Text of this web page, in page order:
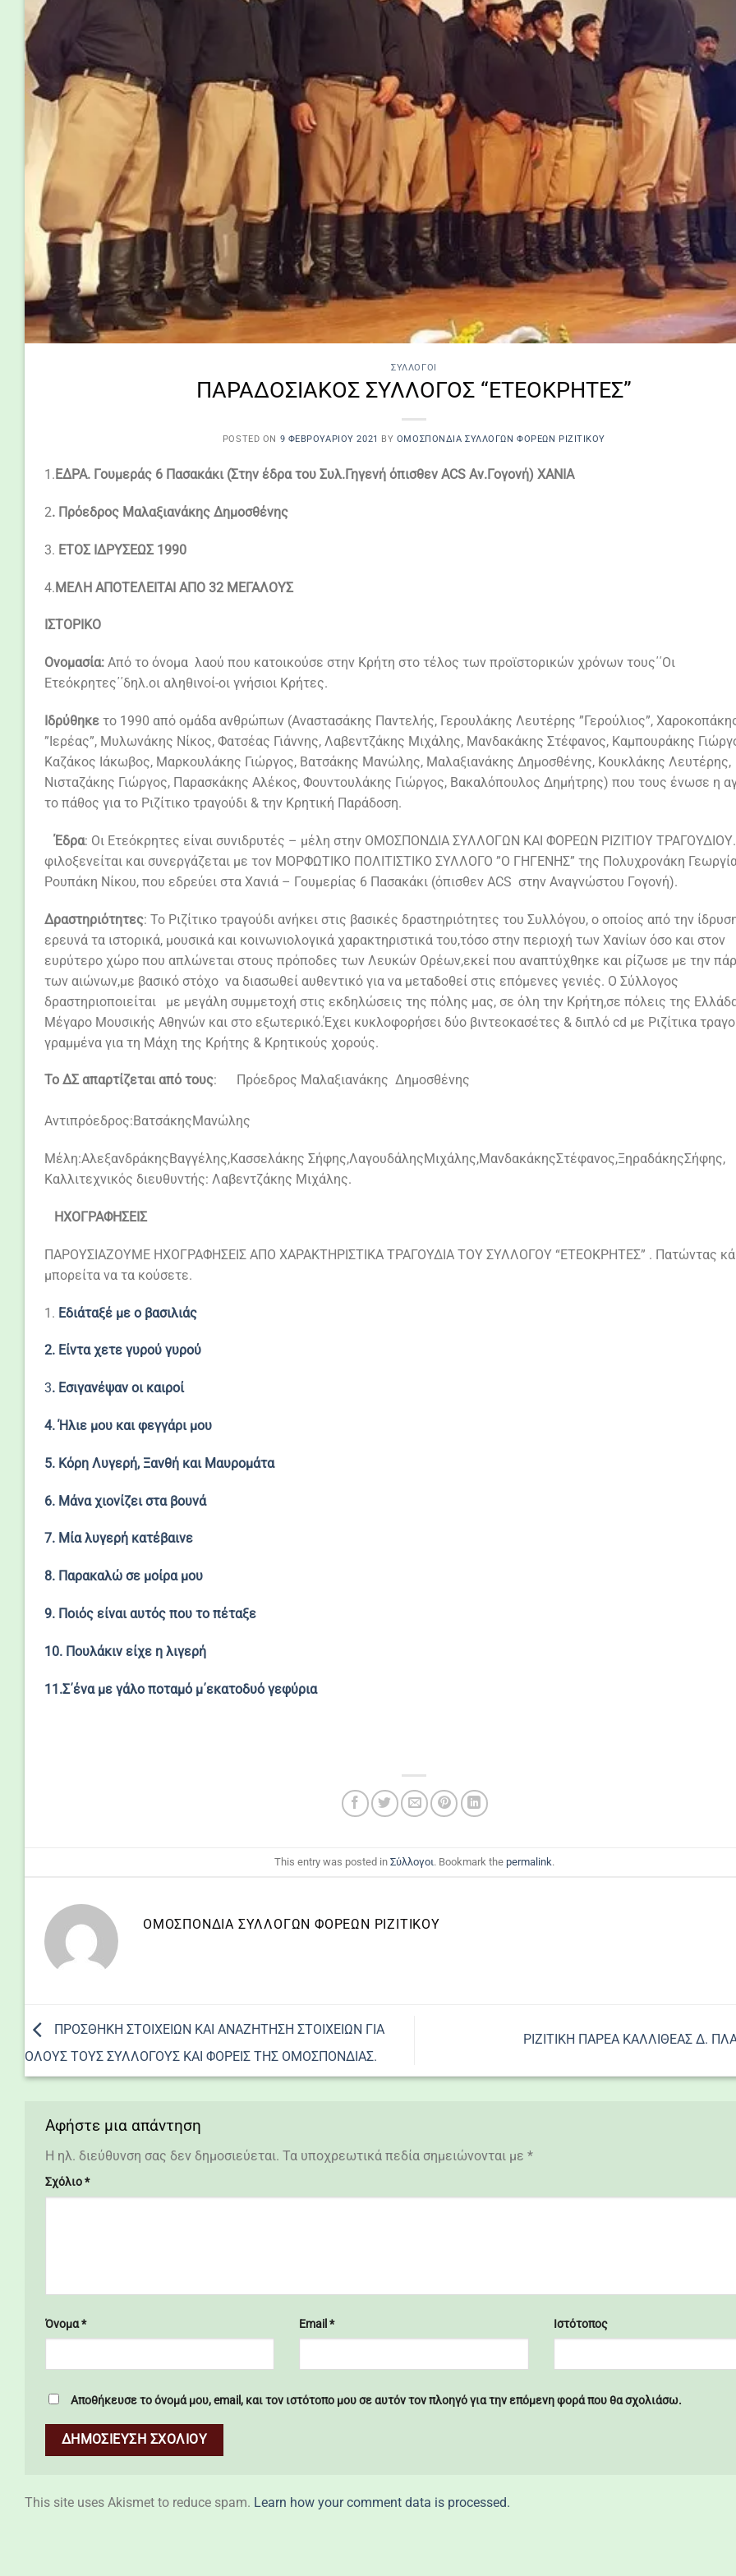
ΣΎΛΛΟΓΟΙ
ΠΑΡΑΔΟΣΙΑΚΟΣ ΣΥΛΛΟΓΟΣ “ΕΤΕΟΚΡΗΤΕΣ”
POSTED ON 9 ΦΕΒΡΟΥΑΡΊΟΥ 2021 BY ΟΜΟΣΠΟΝΔΙΑ ΣΥΛΛΌΓΩΝ ΦΟΡΈΩΝ ΡΙΖΙΤΙΚΟΥ
1. ΕΔΡΑ. Γουμεράς 6 Πασακάκι (Στην έδρα του Συλ.Γηγενή όπισθεν ACS Αν.Γογονή) XANIA
2. Πρόεδρος Μαλαξιανάκης Δημοσθένης
3. ΕΤΟΣ ΙΔΡΥΣΕΩΣ 1990
4. ΜΕΛΗ ΑΠΟΤΕΛΕΙΤΑΙ ΑΠΟ 32 ΜΕΓΑΛΟΥΣ
ΙΣΤΟΡΙΚΟ
Ονομασία: Από το όνομα λαού που κατοικούσε στην Κρήτη στο τέλος των προϊστορικών χρόνων τους΄΄Οι
Ετεόκρητες΄΄δηλ.οι αληθινοί-οι γνήσιοι Κρήτες.
Ιδρύθηκε το 1990 από ομάδα ανθρώπων (Αναστασάκης Παντελής, Γερουλάκης Λευτέρης ”Γερούλιος”,
”Ιερέας”, Μυλωνάκης Νίκος, Φατσέας Γιάννης, Λαβεντζάκης Μιχάλης, Μανδακάκης Στέφανος, Καμπουράκης
Καζάκος Ιάκωβος, Μαρκουλάκης Γιώργος, Βατσάκης Μανώλης, Μαλαξιανάκης Δημοσθένης, Κουκλάκης Λευτέρης,
Νισταζάκης Γιώργος, Παρασκάκης Αλέκος, Φουντουλάκης Γιώργος, Βακαλόπουλος Δημήτρης) που τους ένωσε η
το πάθος για το Ριζίτικο τραγούδι & την Κρητική Παράδοση.
Έδρα: Οι Ετεόκρητες είναι συνιδρυτές – μέλη στην ΟΜΟΣΠΟΝΔΙΑ ΣΥΛΛΟΓΩΝ ΚΑΙ ΦΟΡΕΩΝ ΡΙΖΙΤΙΟΥ
φιλοξενείται και συνεργάζεται με τον ΜΟΡΦΩΤΙΚΟ ΠΟΛΙΤΙΣΤΙΚΟ ΣΥΛΛΟΓΟ ”Ο ΓΗΓΕΝΗΣ” της Πολυχρονάκη
Ρουπάκη Νίκου, που εδρεύει στα Χανιά – Γουμερίας 6 Πασακάκι (όπισθεν ACS στην Αναγνώστου Γογονή).
Δραστηριότητες: To Ριζίτικο τραγούδι ανήκει στις βασικές δραστηριότητες του Συλλόγου, ο οποίος από την
ερευνά τα ιστορικά, μουσικά και κοινωνιολογικά χαρακτηριστικά του,τόσο στην περιοχή των Χανίων όσο και στον
ευρύτερο χώρο που απλώνεται στους πρόποδες των Λευκών Ορέων,εκεί που αναπτύχθηκε και ρίζωσε με την
των αιώνων,με βασικό στόχο να διασωθεί αυθεντικό για να μεταδοθεί στις επόμενες γενιές. Ο Σύλλογος
δραστηριοποιείται με μεγάλη συμμετοχή στις εκδηλώσεις της πόλης μας, σε όλη την Κρήτη,σε πόλεις της
Μέγαρο Μουσικής Αθηνών και στο εξωτερικό.Έχει κυκλοφορήσει δύο βιντεοκασέτες & διπλό cd με Ριζίτικα
γραμμένα για τη Μάχη της Κρήτης & Κρητικούς χορούς.
Το ΔΣ απαρτίζεται από τους: Πρόεδρος Μαλαξιανάκης Δημοσθένης
Αντιπρόεδρος:ΒατσάκηςΜανώλης
Μέλη:ΑλεξανδράκηςΒαγγέλης,Κασσελάκης Σήφης,ΛαγουδάληςΜιχάλης,ΜανδακάκηςΣτέφανος,ΞηραδάκηςΣήφης,
Καλλιτεχνικός διευθυντής: Λαβεντζάκης Μιχάλης.
ΗΧΟΓΡΑΦΗΣΕΙΣ
ΠΑΡΟΥΣΙΑΖΟΥΜΕ ΗΧΟΓΡΑΦΗΣΕΙΣ ΑΠΟ ΧΑΡΑΚΤΗΡΙΣΤΙΚΑ ΤΡΑΓΟΥΔΙΑ ΤΟΥ ΣΥΛΛΟΓΟΥ “ΕΤΕΟΚΡΗΤΕΣ” . Πατώντας
μπορείτα να τα κούσετε.
1. Εδιάταξέ με ο βασιλιάς
2. Είντα χετε γυρού γυρού
3. Εσιγανέψαν οι καιροί
4. Ήλιε μου και φεγγάρι μου
5. Κόρη Λυγερή, Ξανθή και Μαυρομάτα
6. Μάνα χιονίζει στα βουνά
7. Μία λυγερή κατέβαινε
8. Παρακαλώ σε μοίρα μου
9. Ποιός είναι αυτός που το πέταξε
10. Πουλάκιν είχε η λιγερή
11.Σ΄ένα με γάλο ποταμό μ΄εκατοδυό γεφύρια
This entry was posted in Σύλλογοι. Bookmark the permalink.
ΟΜΟΣΠΟΝΔΙΑ ΣΥΛΛΌΓΩΝ ΦΟΡΈΩΝ ΡΙΖΙΤΙΚΟΥ
ΠΡΟΣΘΗΚΗ ΣΤΟΙΧΕΙΩΝ ΚΑΙ ΑΝΑΖΗΤΗΣΗ ΣΤΟΙΧΕΙΩΝ ΓΙΑ
ΟΛΟΥΣ ΤΟΥΣ ΣΥΛΛΟΓΟΥΣ ΚΑΙ ΦΟΡΕΙΣ ΤΗΣ ΟΜΟΣΠΟΝΔΙΑΣ.
ΡΙΖΙΤΙΚΗ ΠΑΡΕΑ ΚΑΛΛΙΘΕΑΣ Δ.
Αφήστε μια απάντηση
Η ηλ. διεύθυνση σας δεν δημοσιεύεται. Τα υποχρεωτικά πεδία σημειώνονται με *
Σχόλιο*
Όνομα* Email* Ιστότοπος
Αποθήκευσε το όνομά μου, email, και τον ιστότοπο μου σε αυτόν τον πλοηγό για την επόμενη φορά που θα σχολιάσω.
This site uses Akismet to reduce spam. Learn how your comment data is processed.